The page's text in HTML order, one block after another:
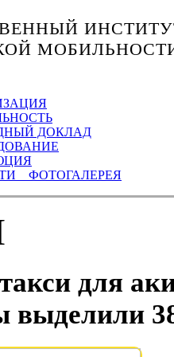
ДОКЛАД
ФОТОГАЛЕРЕЯ
для
выделили